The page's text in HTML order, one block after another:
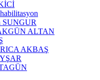
SUNGUR
ALTAN
AKBAŞ